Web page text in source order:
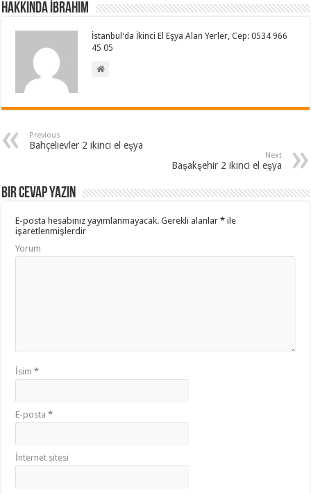
Hakkında İbrahim
İstanbul'da İkinci El Eşya Alan Yerler, Cep: 0534 966
45 05
Previous
Bahçelievler 2 ikinci el eşya
Next
Başakşehir 2 ikinci el eşya
Bir cevap yazın
E-posta hesabınız yayımlanmayacak. Gerekli alanlar* ile
işaretlenmişlerdir
Yorum
İsim*
E-posta*
İnternet sitesi